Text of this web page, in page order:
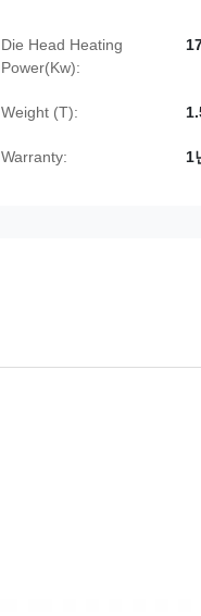
Die Head Heating
Power(Kw):
Weight (T):
Warranty: 1